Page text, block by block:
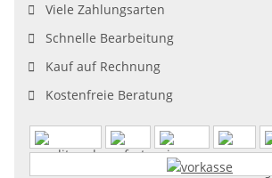
Viele Zahlungsarten
Schnelle Bearbeitung
Kauf auf Rechnung
Kostenfreie Beratung